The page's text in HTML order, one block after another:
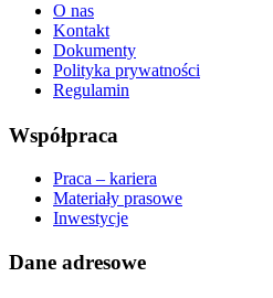
O nas
Kontakt
Dokumenty
Polityka prywatności
Regulamin
Współpraca
Praca – kariera
Materiały prasowe
Inwestycje
Dane adresowe